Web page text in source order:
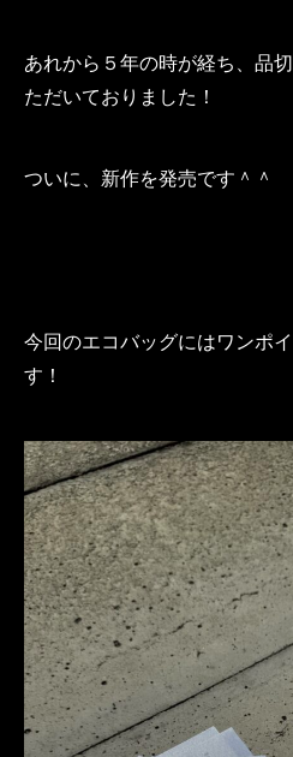
あれから５年の時が経ち、品
ただいておりました！
ついに、新作を発売です＾＾
今回のエコバッグにはワンポ
す！